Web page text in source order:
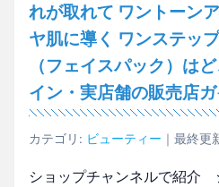
れが取れて ワントーン
ヤ肌に導く ワンステッ
（フェイスパック）は
イン・実店舗の販売店
カテゴリ: ビューティー ｜最終更
ショップチャンネルで紹介